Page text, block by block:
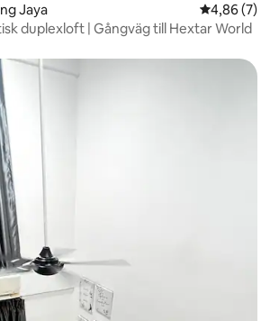
Jaya 4,86 av 5 i
4,86 (7)
duplexloft | Gångväg till Hextar World